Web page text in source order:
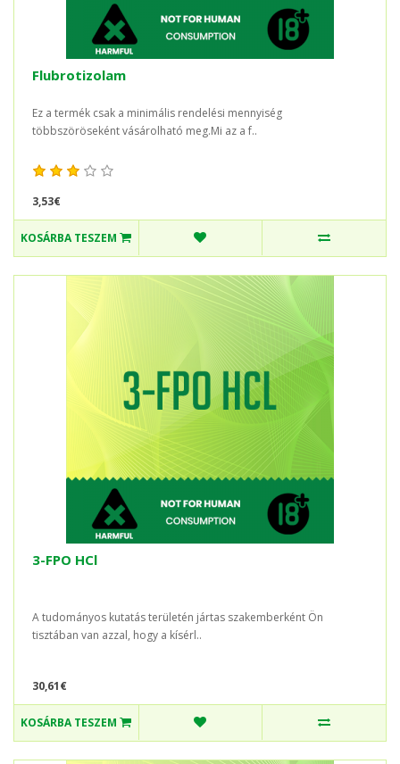
Flubrotizolam
Ez a termék csak a minimális rendelési mennyiség
többszöröseként vásárolható meg.Mi az a f..
3,53€
KOSÁRBA TESZEM
3-FPO HCl
A tudományos kutatás területén jártas szakemberként Ön
tisztában van azzal, hogy a kísérl..
30,61€
KOSÁRBA TESZEM